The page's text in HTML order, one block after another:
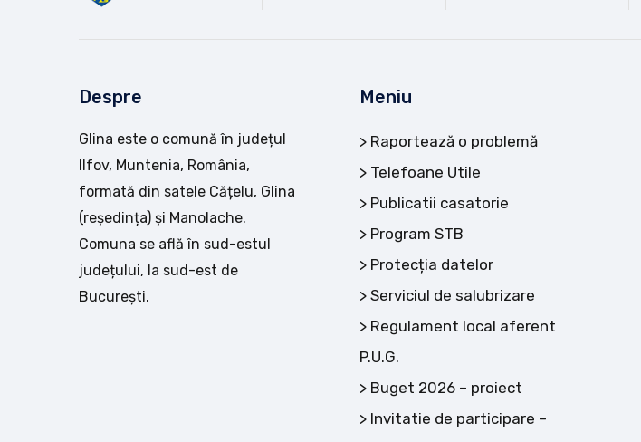
Despre
Glina este o comună în județul
Ilfov, Muntenia, România,
formată din satele Cățelu, Glina
(reședința) și Manolache.
Comuna se află în sud-estul
județului, la sud-est de
București.
Meniu
Raportează o problemă
Telefoane Utile
Publicatii casatorie
Program STB
Protecția datelor
Serviciul de salubrizare
Regulament local aferent
P.U.G.
Buget 2026 – proiect
Invitatie de participare –